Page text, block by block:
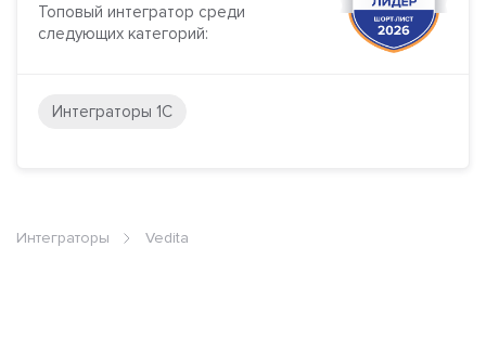
Топовый интегратор среди
следующих категорий:
Интеграторы 1С
Интеграторы Vedita